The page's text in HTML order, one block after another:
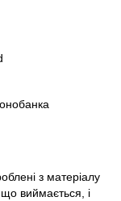
з матеріалу
виймається, і